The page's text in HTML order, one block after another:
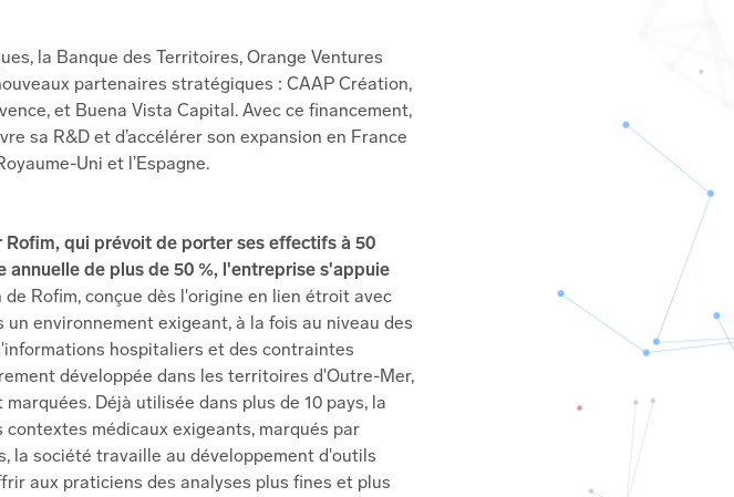
la Banque des Territoires, Orange Ventures
partenaires stratégiques : CAAP Création,
et Buena Vista Capital. Avec ce financement,
sa R&D et d’accélérer son expansion en France
Uni et l’Espagne.
qui prévoit de porter ses effectifs à 50
annuelle de plus de 50 %, l'entreprise s'appuie
de Rofim, conçue dès l'origine en lien étroit avec
environnement exigeant, à la fois au niveau des
hospitaliers et des contraintes
développée dans les territoires d'Outre-Mer,
Déjà utilisée dans plus de 10 pays, la
médicaux exigeants, marqués par
la société travaille au développement d'outils
aux praticiens des analyses plus fines et plus